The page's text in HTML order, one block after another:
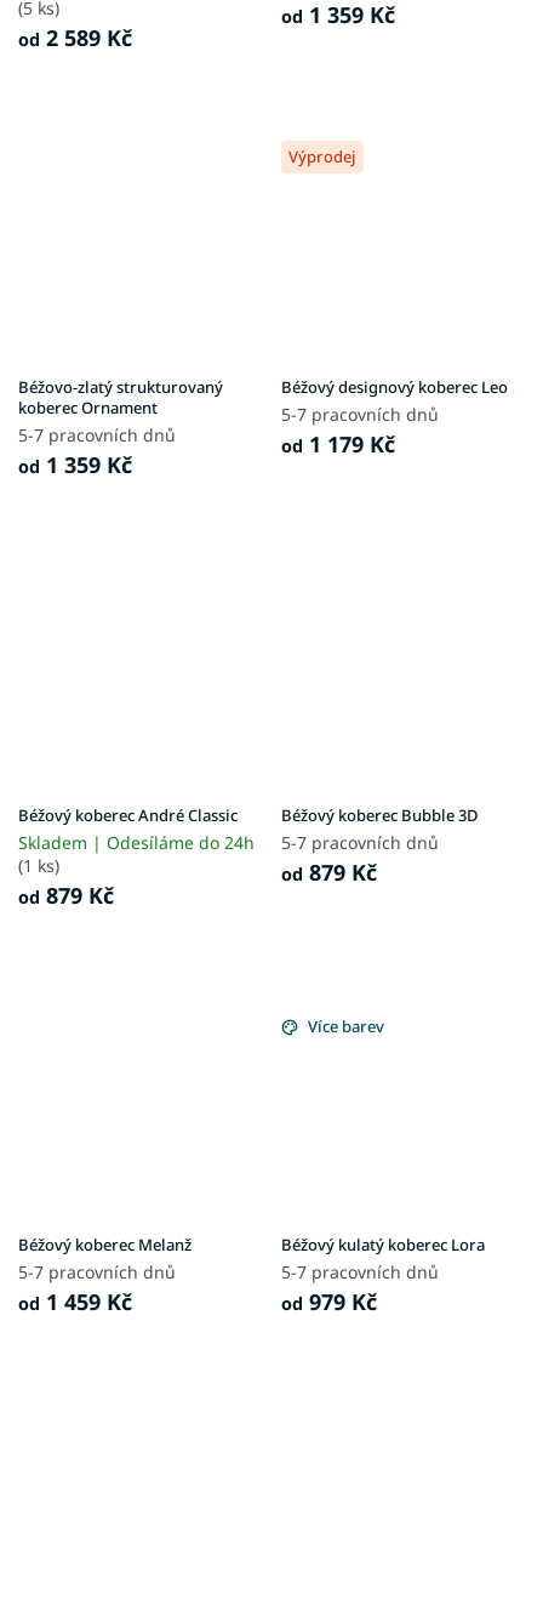
(5 ks)
od 2 589 Kč
od 1 359 Kč
Béžovo-zlatý strukturovaný
koberec Ornament
5-7 pracovních dnů
od 1 359 Kč
Výprodej
Béžový designový koberec Leo
5-7 pracovních dnů
od 1 179 Kč
Béžový koberec André Classic
Skladem | Odesíláme do 24h
(1 ks)
od 879 Kč
Béžový koberec Bubble 3D
5-7 pracovních dnů
od 879 Kč
Béžový koberec Melanž
5-7 pracovních dnů
od 1 459 Kč
Více barev
Béžový kulatý koberec Lora
5-7 pracovních dnů
od 979 Kč